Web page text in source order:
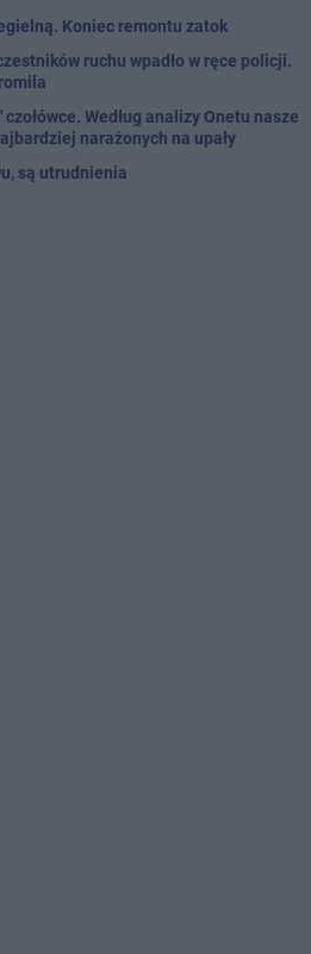
Koniec remontu zatok
ruchu wpadło w ręce policji.
czołówce. Według analizy Onetu nasze
narażonych na upały
są utrudnienia